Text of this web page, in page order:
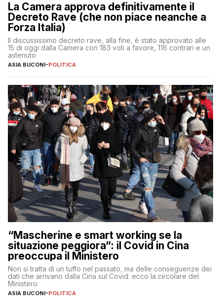
La Camera approva definitivamente il
Decreto Rave (che non piace neanche a
Forza Italia)
Il discussissimo decreto rave, alla fine, è stato approvato alle
15 di oggi dalla Camera con 183 voti a favore, 116 contrari e un
astenuto
ASIA BUCONI-POLITICA
“Mascherine e smart working se la
situazione peggiora”: il Covid in Cina
preoccupa il Ministero
Non si tratta di un tuffo nel passato, ma delle conseguenze dei
dati che arrivano dalla Cina sul Covid: ecco la circolare del
Ministero
ASIA BUCONI-POLITICA